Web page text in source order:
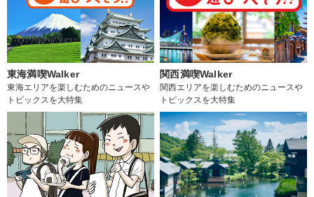
東海満喫Walker
東海エリアを楽しむためのニュースや
トピックスを大特集
関西満喫Walker
関西エリアを楽しむためのニュースや
トピックスを大特集